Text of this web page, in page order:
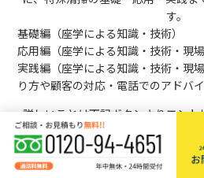
す。
基礎編 （座学による知識・技術）
応用編 （座学による知識・技術・現
実践編 （座学による知識・技術・現
り方や顧客の対応・電話でのアドバイ
詳しいことは下記ボタンよりエント
だき、フォームにてお問い
エントリーフォ